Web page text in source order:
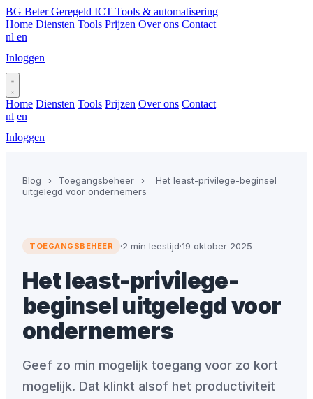
BG Beter Geregeld ICT Tools & automatisering
Home Diensten Tools Prijzen Over ons Contact
nl en
Inloggen
Home Diensten Tools Prijzen Over ons Contact
nl en
Inloggen
Blog › Toegangsbeheer ›
Het least-privilege-beginsel
uitgelegd voor ondernemers
TOEGANGSBEHEER ·2 min leestijd·19 oktober 2025
Het least-privilege-
beginsel uitgelegd voor
ondernemers
Geef zo min mogelijk toegang voor zo kort
mogelijk. Dat klinkt alsof het productiviteit